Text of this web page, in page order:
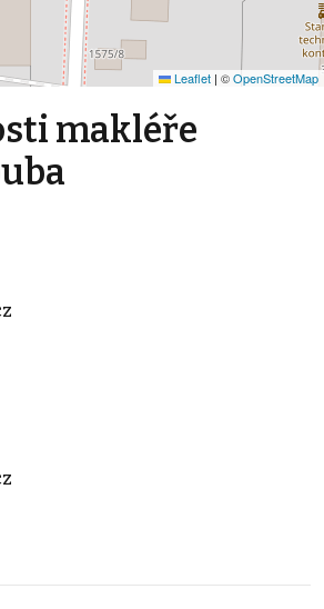
Leaflet | ©OpenStreetMap
makléře